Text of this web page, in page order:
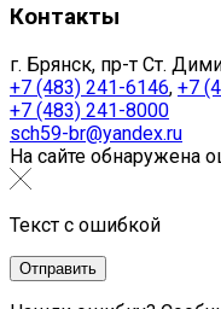
Контакты
г. Брянск, пр-т Ст.
+7 (483) 241-6146, +7
+7 (483) 241-8000
sch59-br@yandex.ru
На сайте обнаружена
Текст с ошибкой